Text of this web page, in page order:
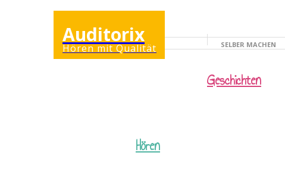
Auditorix
Hören mit Qualität KINDERSEITE
SELBER MACHEN
Hören
Geschichten